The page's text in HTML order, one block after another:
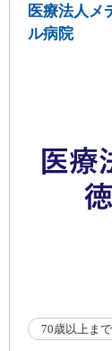
医療法人メ
ル病院
70歳以上ま